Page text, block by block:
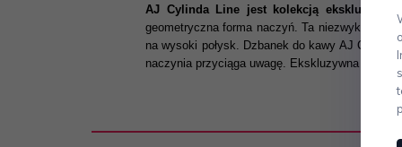
AJ Cylinda Line jest kolekcją
geometryczna forma naczyń. Ta niezwykle
na wysoki połysk. Dzbanek do kawy AJ
naczynia przyciąga uwagę. Ekskluzywna forma